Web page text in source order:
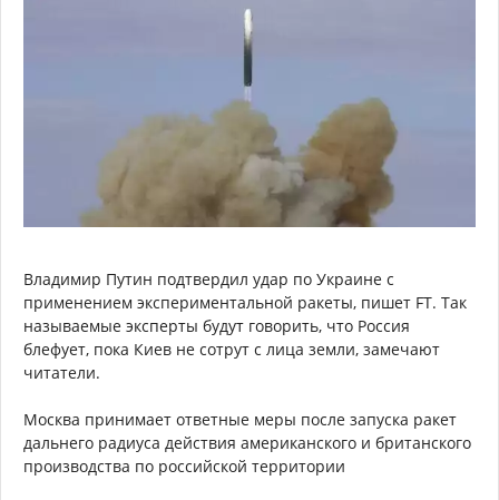
Владимир Путин подтвердил удар по Украине с
применением экспериментальной ракеты, пишет FT. Так
называемые эксперты будут говорить, что Россия
блефует, пока Киев не сотрут с лица земли, замечают
читатели.
Москва принимает ответные меры после запуска ракет
дальнего радиуса действия американского и британского
производства по российской территории